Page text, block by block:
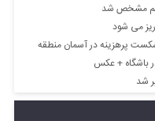
هم مشخص شد
می شود
پرهزینه در آسمان منطقه
شد